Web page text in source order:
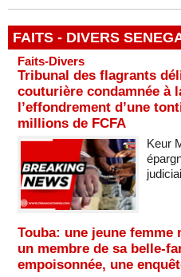
FAITS - DIVERS
Faits-Divers
Tribunal des flagrants
couturière condamnée à
l’effondrement d’une
millions de FCFA
Keur
Touba: une jeune femme
un membre de sa belle-
empoisonnée, une